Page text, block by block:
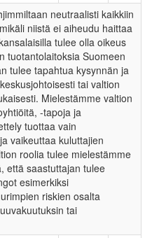
neutraalisti kaikkiin
niistä ei aiheudu haittaa
tulee olla oikeus
tuotantolaitoksia Suomeen
tulee tapahtua kysynnän ja
tai valtion
Mielestämme valtion
-tapoja ja
tuottaa vain
vaikeuttaa kuluttajien
roolia tulee mielestämme
että saastuttajan tulee
esimerkiksi
riskien osalta
tai